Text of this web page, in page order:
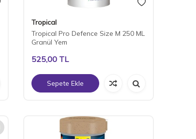
Tropical
Tropical Pro Defence Size M 250 ML
Granül Yem
525,00TL
Sepete Ekle